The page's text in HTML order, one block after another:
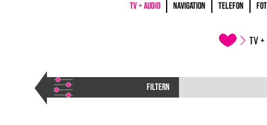
TV + AUDIO NAVIGATION TELEFON
TV
FILTERN